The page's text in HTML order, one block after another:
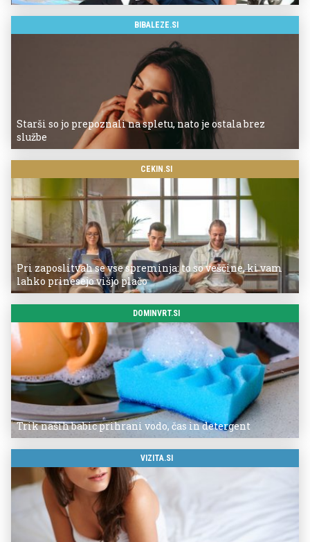
BIBALEZE.SI
Starši so jo prepoznali na spletu, nato je ostala brez
službe
CEKIN.SI
Pri zaposlitvah se vse spreminja: to so veščine, ki vam
lahko prinesejo višjo plačo
DOMINVRT.SI
Trik naših babic prihrani vodo, čas in detergent
VIZITA.SI